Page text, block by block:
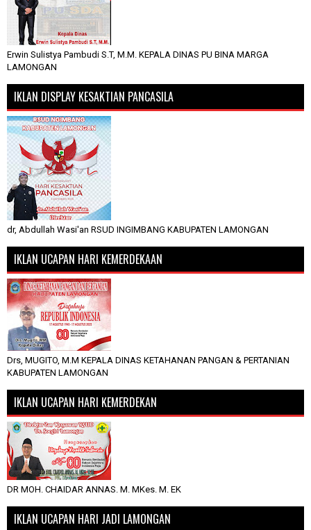
Erwin Sulistya Pambudi S.T, M.M. KEPALA DINAS PU BINA MARGA
LAMONGAN
IKLAN DISPLAY KESAKTIAN PANCASILA
dr, Abdullah Wasi'an RSUD INGIMBANG KABUPATEN LAMONGAN
IKLAN UCAPAN HARI KEMERDEKAAN
Drs, MUGITO, M.M KEPALA DINAS KETAHANAN PANGAN & PERTANIAN
KABUPATEN LAMONGAN
IKLAN UCAPAN HARI KEMERDEKAN
DR MOH. CHAIDAR ANNAS. M. MKes. M. EK
IKLAN UCAPAN HARI JADI LAMONGAN